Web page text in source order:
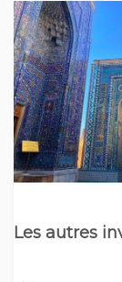
Les autres